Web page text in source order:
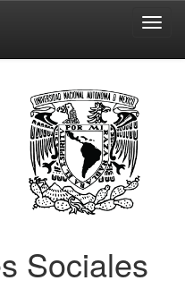
Sociales